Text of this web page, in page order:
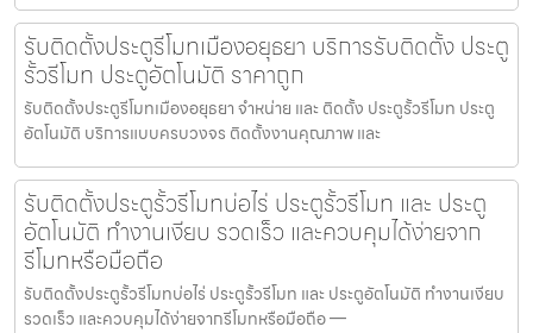
รับติดตั้งประตูรีโมทเมืองอยุธยา บริการรับติดตั้ง ประตู
รั้วรีโมท ประตูอัตโนมัติ ราคาถูก
รับติดตั้งประตูรีโมทเมืองอยุธยา จำหน่าย และ ติดตั้ง ประตูรั้วรีโมท ประตู
อัตโนมัติ บริการแบบครบวงจร ติดตั้งงานคุณภาพ และ
รับติดตั้งประตูรั้วรีโมทบ่อไร่ ประตูรั้วรีโมท และ ประตู
อัตโนมัติ ทำงานเงียบ รวดเร็ว และควบคุมได้ง่ายจาก
รีโมทหรือมือถือ
รับติดตั้งประตูรั้วรีโมทบ่อไร่ ประตูรั้วรีโมท และ ประตูอัตโนมัติ ทำงานเงียบ
รวดเร็ว และควบคุมได้ง่ายจากรีโมทหรือมือถือ —